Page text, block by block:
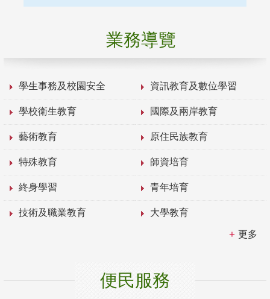
業務導覽
學生事務及校園安全 資訊教育及數位學習
學校衛生教育 國際及兩岸教育
藝術教育 原住民族教育
特殊教育 師資培育
終身學習 青年培育
技術及職業教育 大學教育
更多
便民服務